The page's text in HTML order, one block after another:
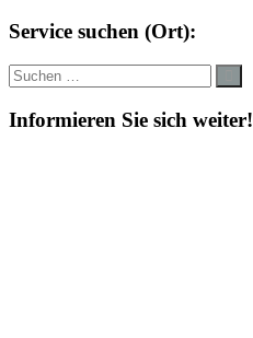
Service suchen (Ort):
Suche
nach:
Informieren Sie sich weiter!